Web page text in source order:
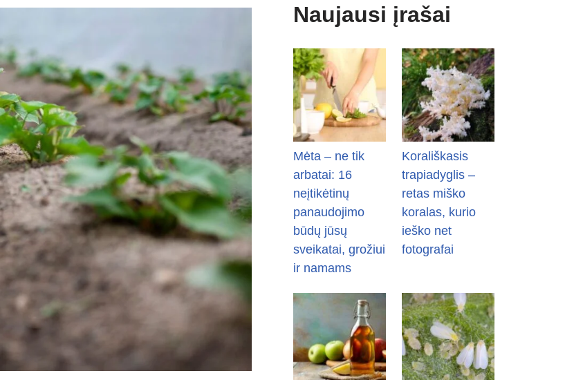
Naujausi įrašai
Mėta – ne tik
arbatai: 16
neįtikėtinų
panaudojimo
būdų jūsų
sveikatai, grožiui
ir namams
Korališkasis
trapiadyglis –
retas miško
koralas, kurio
ieško net
fotografai